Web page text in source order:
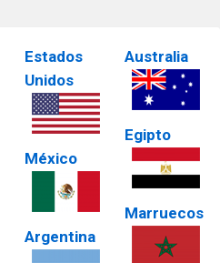
Estados
Unidos
México
Argentina
Australia
Egipto
Marruecos